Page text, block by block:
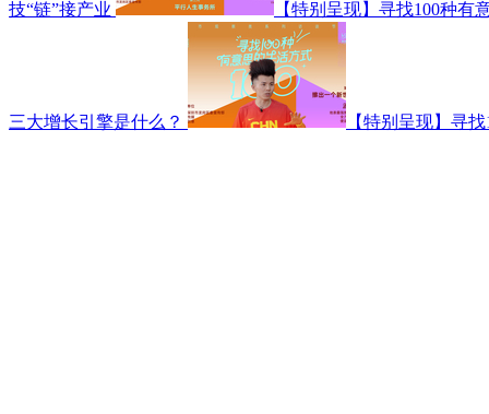
技“链”接产业 【特别呈现】寻找100种有
三大增长引擎是什么？ 【特别呈现】寻